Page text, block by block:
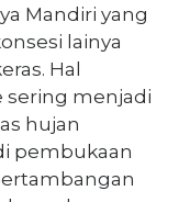
Mandiri yang
lainya
Hal
sering menjadi
hujan
pembukaan